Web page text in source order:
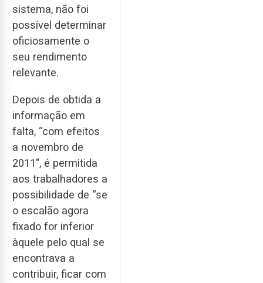
sistema, não foi
possível determinar
oficiosamente o
seu rendimento
relevante.
Depois de obtida a
informação em
falta, “com efeitos
a novembro de
2011", é permitida
aos trabalhadores a
possibilidade de “se
o escalão agora
fixado for inferior
àquele pelo qual se
encontrava a
contribuir, ficar com